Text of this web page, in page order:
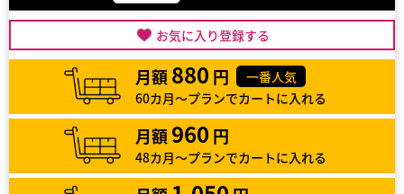
お気に入り登録する
月額 880 円
一番人気
60カ月～プランでカートに入れる
月額 960 円
48カ月～プランでカートに入れる